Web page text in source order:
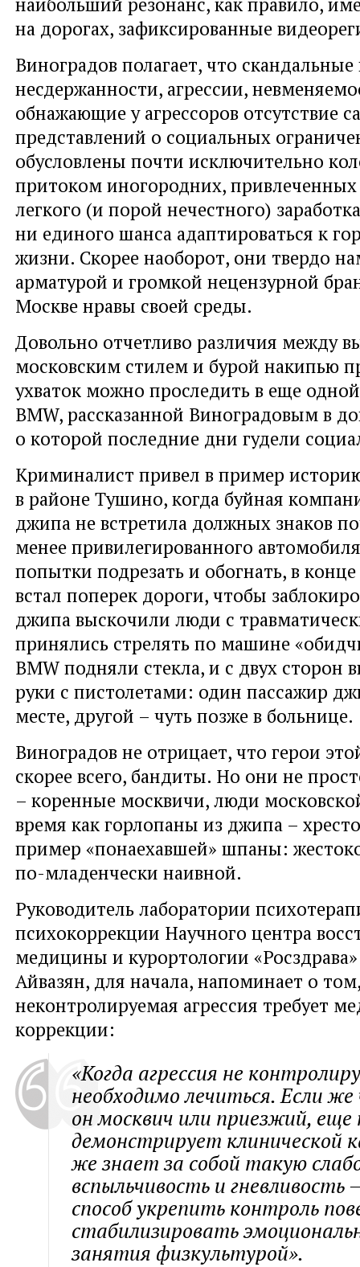
на дорогах, зафиксированные
Виноградов полагает, что
несдержанности, агрессии,
обнажающие у агрессоров отсутствие
представлений о социальных
обусловлены почти исключительно
притоком иногородних,
легкого (и порой нечестного)
ни единого шанса адаптироваться к
жизни. Скорее наоборот, они твердо
арматурой и громкой нецензурной
Москве нравы своей среды.
Довольно отчетливо различия между
московским стилем и бурой накипью
ухваток можно проследить в еще
BMW, рассказанной Виноградовым в
о которой последние дни гудели
Криминалист привел в пример
в районе Тушино, когда буйная
джипа не встретила должных знаков
менее привилегированного
попытки подрезать и обогнать, в
встал поперек дороги, чтобы
джипа выскочили люди с
принялись стрелять по машине
BMW подняли стекла, и с двух сторон
руки с пистолетами: один пассажир
месте, другой – чуть позже в больнице.
Виноградов не отрицает, что герои
скорее всего, бандиты. Но они не
– коренные москвичи, люди
время как горлопаны из джипа –
пример «понаехавшей» шпаны:
по-младенчески наивной.
Руководитель лаборатории
психокоррекции Научного центра
медицины и курортологии
Айвазян, для начала, напоминает о
неконтролируемая агрессия требует
коррекции:
«Когда агрессия не
необходимо лечиться. Если же
он москвич или приезжий, еще
демонстрирует клинической
же знает за собой такую
вспыльчивость и гневливость
способ укрепить контроль
стабилизировать
занятия физкультурой».